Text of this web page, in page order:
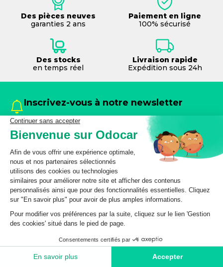
Des pièces neuves
garanties 2 ans
Paiement en ligne
100% sécurisé
Des stocks
en temps réel
Livraison rapide
Expédition sous 24h
Inscrivez-vous à notre newsletter
et ne manquez plus nos offres et conseils
exclusifs
S’inscrire à la newsletter
En inscrivant votre email, vous consentez à recevoir les
offres spéciales et communications d’odocar par email.
Vous pouvez vous désabonner à tout moment. Veuillez